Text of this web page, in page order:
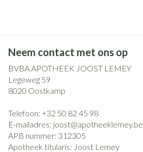
Neem contact met ons op
BVBA APOTHEEK JOOST LEMEY
Legeweg 59
8020 Oostkamp
Telefoon: +32 50 82 45 98
E-mailadres: joost@apotheeklemey.be
APB nummer: 312305
Apotheek titularis: Joost Lemey